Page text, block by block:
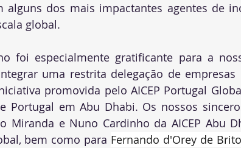
dos mais impactantes agentes de
global.
foi especialmente gratificante para a
uma restrita delegação de
promovida pelo AICEP Portugal
Portugal em Abu Dhabi. Os nossos
Miranda e Nuno Cardinho da AICEP Abu
bem como para Fernando d'Orey de